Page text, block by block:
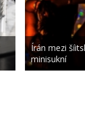
Írán mezi
minisukní